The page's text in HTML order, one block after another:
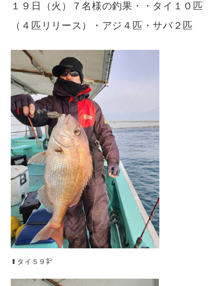
１９日（火）７名様の釣果・・タイ１０匹
（４匹リリース）・アジ４匹・サバ２匹
⬆︎タイ５９㌢